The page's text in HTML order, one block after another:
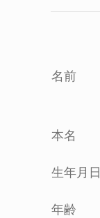
名前
本名
生年月日
年齢